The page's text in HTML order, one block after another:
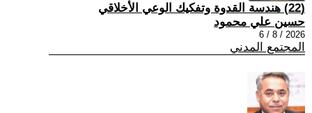
(22) هندسة القدوة وتفكيك الوعي الأخلاقي
حسين علي محمود
2026 / 8 / 6
المجتمع المدني